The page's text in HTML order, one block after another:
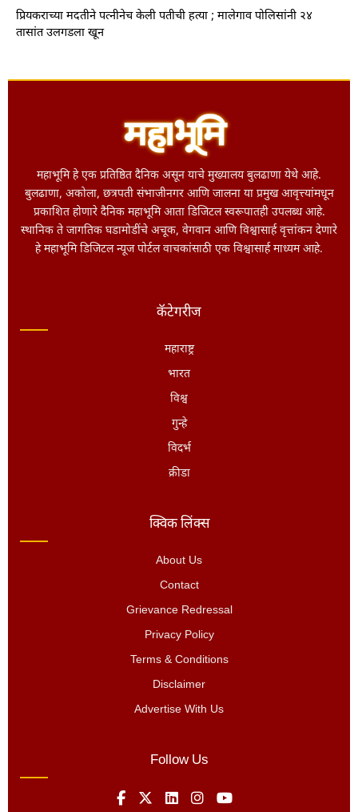
प्रियकराच्या मदतीने पत्नीनेच केली पतीची हत्या ; मालेगाव पोलिसांनी २४
तासांत उलगडला खून
महाभूमि हे एक प्रतिष्ठित दैनिक असून याचे मुख्यालय बुलढाणा येथे आहे.
बुलढाणा, अकोला, छत्रपती संभाजीनगर आणि जालना या प्रमुख आवृत्त्यांमधून
प्रकाशित होणारे दैनिक महाभूमि आता डिजिटल स्वरूपातही उपलब्ध आहे.
स्थानिक ते जागतिक घडामोडींचे अचूक, वेगवान आणि विश्वासार्ह वृत्तांकन देणारे
हे महाभूमि डिजिटल न्यूज पोर्टल वाचकांसाठी एक विश्वासार्ह माध्यम आहे.
कॅटेगरीज
महाराष्ट्र
भारत
विश्व
गुन्हे
विदर्भ
क्रीडा
क्विक लिंक्स
About Us
Contact
Grievance Redressal
Privacy Policy
Terms & Conditions
Disclaimer
Advertise With Us
Follow Us